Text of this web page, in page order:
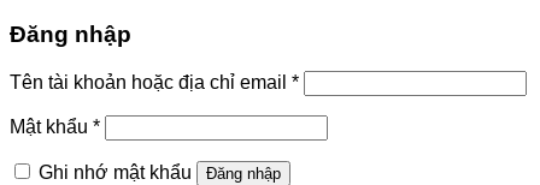
Đăng nhập
Tên tài khoản hoặc địa chỉ email *
Mật khẩu *
Ghi nhớ mật khẩu Đăng nhập